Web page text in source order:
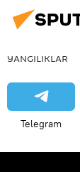
YANGILIKLAR
Telegram